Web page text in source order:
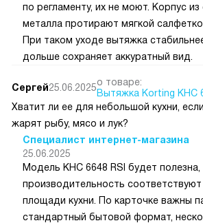
по регламенту, их не моют. Корпус из
металла протирают мягкой
При таком уходе вытяжка
дольше сохраняет аккуратный вид.
Сергей25.06.2025о товаре:
Вытяжка Korting KHC
Хватит ли ее для небольшой кухни,
жарят рыбу, мясо и лук?
Специалист интернет-магазина
25.06.2025
Модель KHC 6648 RSI будет
производительность
площади кухни. По карточке важны
стандартный бытовой формат,